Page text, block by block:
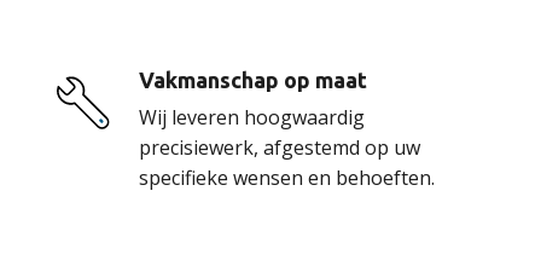
Vakmanschap op maat
Wij leveren hoogwaardig
precisiewerk, afgestemd op uw
specifieke wensen en behoeften.